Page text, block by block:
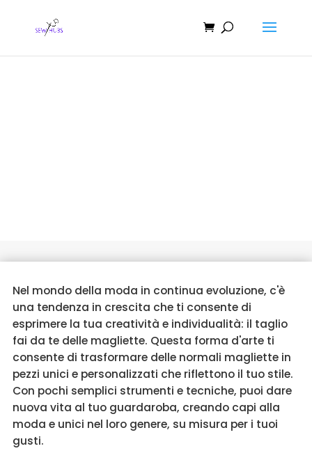
Nel mondo della moda in continua evoluzione, c'è
una tendenza in crescita che ti consente di
esprimere la tua creatività e individualità: il taglio
fai da te delle magliette. Questa forma d'arte ti
consente di trasformare delle normali magliette in
pezzi unici e personalizzati che riflettono il tuo stile.
Con pochi semplici strumenti e tecniche, puoi dare
nuova vita al tuo guardaroba, creando capi alla
moda e unici nel loro genere, su misura per i tuoi
gusti.